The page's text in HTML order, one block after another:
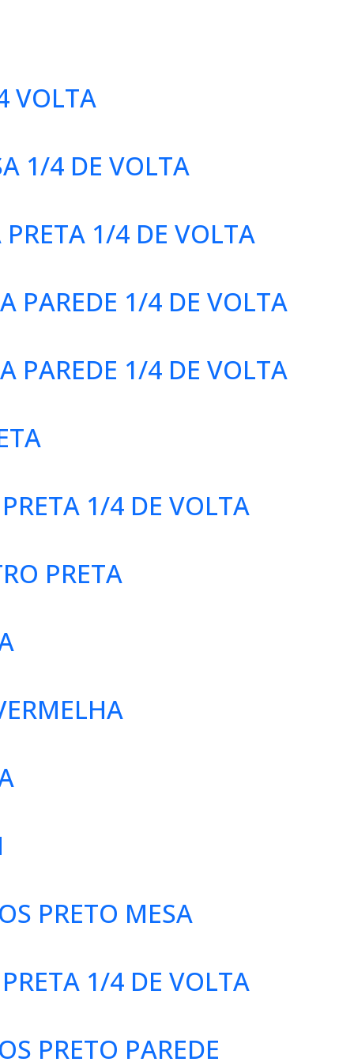
VOLTA
1/4 DE VOLTA
1/4 DE VOLTA
PAREDE 1/4 DE VOLTA
PAREDE 1/4 DE VOLTA
1/4 DE VOLTA
PRETA
PRETO MESA
1/4 DE VOLTA
PRETO PAREDE